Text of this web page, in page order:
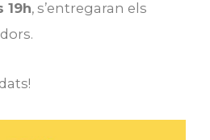
19h, s’entregaran els